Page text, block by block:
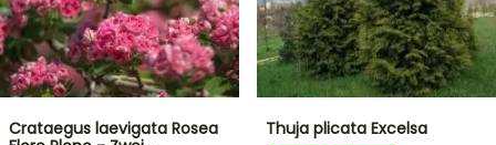
Crataegus laevigata Rosea
Thuja plicata Excelsa